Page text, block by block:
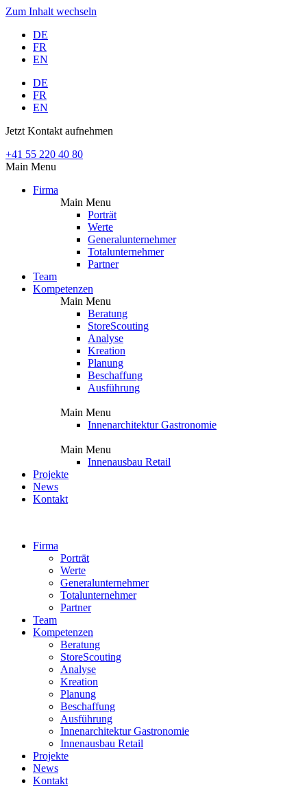
Zum Inhalt wechseln
DE
FR
EN
DE
FR
EN
Jetzt Kontakt aufnehmen
+41 55 220 40 80
Main Menu
Firma
Main Menu
Porträt
Werte
Generalunternehmer
Totalunternehmer
Partner
Team
Kompetenzen
Main Menu
Beratung
StoreScouting
Analyse
Kreation
Planung
Beschaffung
Ausführung
Main Menu
Innenarchitektur Gastronomie
Main Menu
Innenausbau Retail
Projekte
News
Kontakt
Firma
Porträt
Werte
Generalunternehmer
Totalunternehmer
Partner
Team
Kompetenzen
Beratung
StoreScouting
Analyse
Kreation
Planung
Beschaffung
Ausführung
Innenarchitektur Gastronomie
Innenausbau Retail
Projekte
News
Kontakt